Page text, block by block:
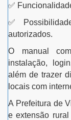
✅
✅
autorizados.
O manual
instalação,
além de trazer
locais com
A Prefeitura de
e extensão